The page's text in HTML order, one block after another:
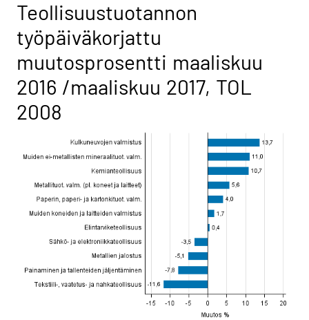
Teollisuustuotannon
työpäiväkorjattu
muutosprosentti maaliskuu
2016 /maaliskuu 2017, TOL
2008